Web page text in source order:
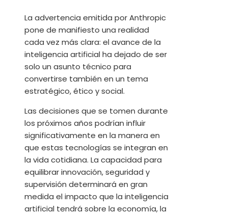
La advertencia emitida por Anthropic
pone de manifiesto una realidad
cada vez más clara: el avance de la
inteligencia artificial ha dejado de ser
solo un asunto técnico para
convertirse también en un tema
estratégico, ético y social.
Las decisiones que se tomen durante
los próximos años podrían influir
significativamente en la manera en
que estas tecnologías se integran en
la vida cotidiana. La capacidad para
equilibrar innovación, seguridad y
supervisión determinará en gran
medida el impacto que la inteligencia
artificial tendrá sobre la economía, la